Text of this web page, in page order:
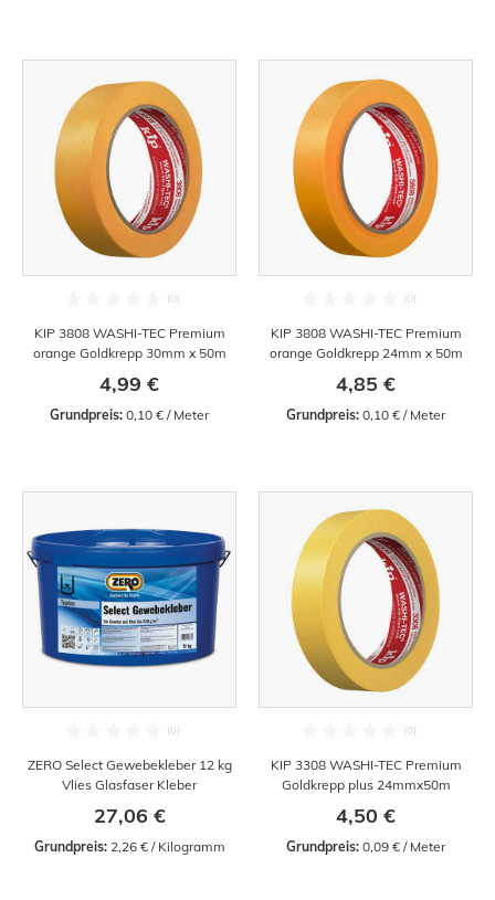
KIP 3808 WASHI-TEC Premium
orange Goldkrepp 30mm x 50m
4,99 €
Grundpreis: 0,10 € / Meter
KIP 3808 WASHI-TEC Premium
orange Goldkrepp 24mm x 50m
4,85 €
Grundpreis: 0,10 € / Meter
ZERO Select Gewebekleber 12 kg
Vlies Glasfaser Kleber
27,06 €
Grundpreis: 2,26 € / Kilogramm
KIP 3308 WASHI-TEC Premium
Goldkrepp plus 24mmx50m
4,50 €
Grundpreis: 0,09 € / Meter